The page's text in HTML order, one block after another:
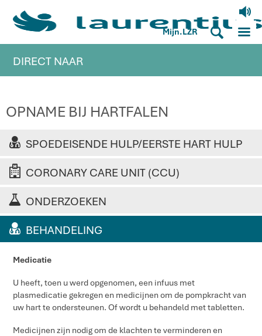
V
Mijn.LZR S M
DIRECT NAAR
OPNAME BIJ HARTFALEN
SPOEDEISENDE HULP/EERSTE HART HULP
CORONARY CARE UNIT (CCU)
ONDERZOEKEN
BEHANDELING
Medicatie
U heeft, toen u werd opgenomen, een infuus met
plasmedicatie gekregen en medicijnen om de pompkracht van
uw hart te ondersteunen. Of wordt u behandeld met tabletten.
Medicijnen zijn nodig om de klachten te verminderen en